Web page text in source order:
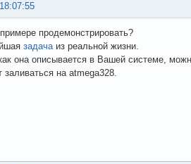
продемонстрировать?
задачаиз реальной жизни.
она описывается в Вашей системе,
заливаться на atmega328.